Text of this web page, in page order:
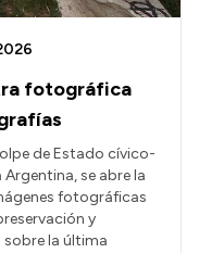
fotográfica
de Estado cívico-
se abre la
fotográficas
y
la última